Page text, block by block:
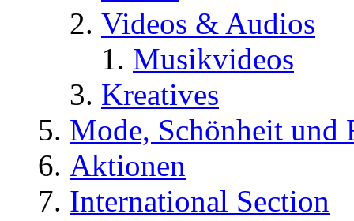
Videos & Audios
Musikvideos
Kreatives
Mode, Schönheit und
Aktionen
International Section